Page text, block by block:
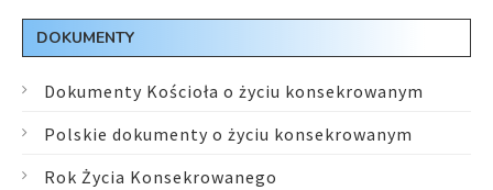
DOKUMENTY
Dokumenty Kościoła o życiu konsekrowanym
Polskie dokumenty o życiu konsekrowanym
Rok Życia Konsekrowanego